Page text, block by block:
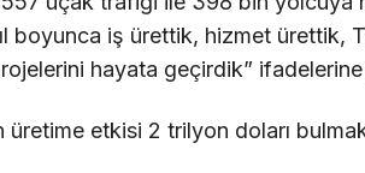
boyunca iş ürettik, hizmet ürettik,
hayata geçirdik”
üretime etkisi 2 trilyon doları